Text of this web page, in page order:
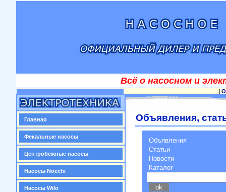
Всё о насосном и
|
Главная
Фекальные насосы
Центробежные насосы
Насосы Nocchi
Насосы Wilo
Объявления,
Объявления
Статьи
Новости
Каталог